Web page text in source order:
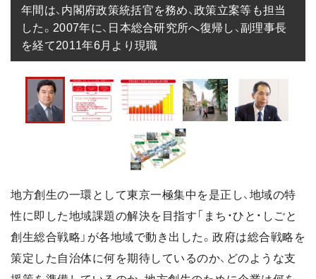
年間は、内閣府政策統括官を務め、政策立案等も担当
した。2007年に、日本総合研究所へ復帰し、副理事長
を経て2011年6月より現職
地方創生の一環として東京一極集中を是正し、地域の特
性に即した地域課題の解決を目指す「まち・ひと・しごと
創生総合戦略」が各地域で動き出した。政府は総合戦略を
策定した自治体に何を期待しているのか、どのような支